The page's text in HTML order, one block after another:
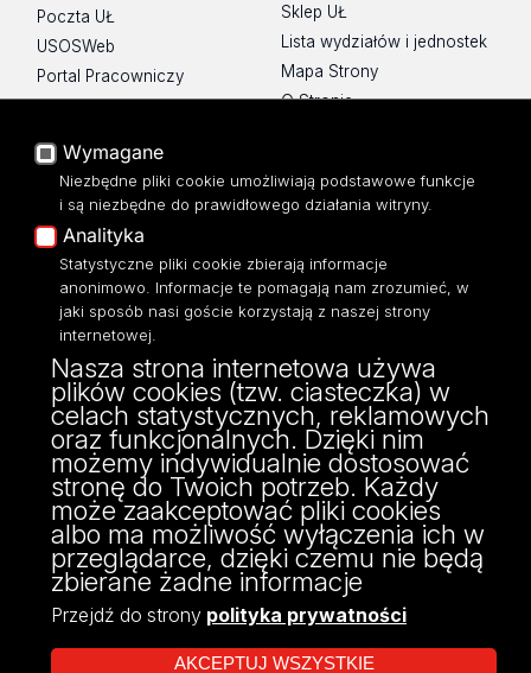
Poczta UŁ
USOSWeb
Portal Pracowniczy
Baza Aktów Własnych
Moodle
Eksperci UŁ
Polityka Prywatności
Dostępność
Sklep UŁ
Lista wydziałów i jednostek
Mapa Strony
O Stronie
ul. Narutowicza 68, 90-136 Łódź
NIP: 724 000 32 43
Adres do doręczeń elektronicznych (ADE):
AE:PL-74796-17640-IHHIV-17
KONTAKT
Wymagane
Niezbędne pliki cookie umożliwiają podstawowe funkcje
i są niezbędne do prawidłowego działania witryny.
Analityka
Statystyczne pliki cookie zbierają informacje
anonimowo. Informacje te pomagają nam zrozumieć, w
jaki sposób nasi goście korzystają z naszej strony
internetowej.
Nasza strona internetowa używa
plików cookies (tzw. ciasteczka) w
celach statystycznych, reklamowych
oraz funkcjonalnych. Dzięki nim
możemy indywidualnie dostosować
stronę do Twoich potrzeb. Każdy
może zaakceptować pliki cookies
albo ma możliwość wyłączenia ich w
przeglądarce, dzięki czemu nie będą
zbierane żadne informacje
Przejdź do strony polityka prywatności
AKCEPTUJ WSZYSTKIE